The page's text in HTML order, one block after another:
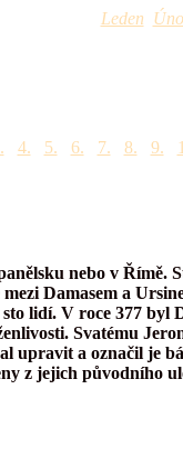
Leden
4. 5. 6. 7. 8. 9.
nebo v
mezi Damasem a
lidí. V roce 377 byl
Svatému
upravit a označil je
z jejich původního